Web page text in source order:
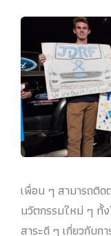
เพื่อน ๆ สามารถติด
นวัตกรรมใหม่ ๆ ทั้
สาระดี ๆ เกี่ยวกับก